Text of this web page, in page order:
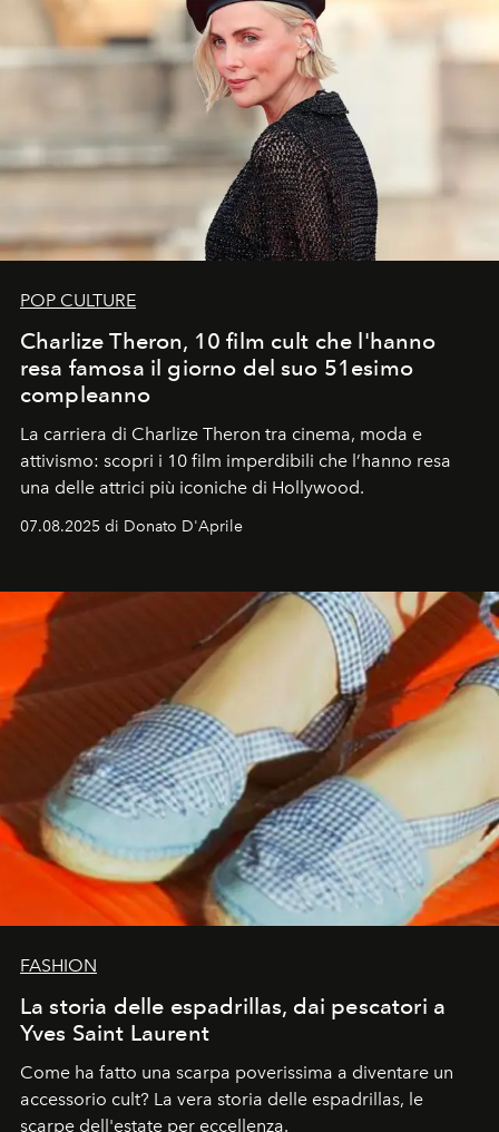
POP CULTURE
Charlize Theron, 10 film cult che l'hanno
resa famosa il giorno del suo 51esimo
compleanno
La carriera di Charlize Theron tra cinema, moda e
attivismo: scopri i 10 film imperdibili che l’hanno resa
una delle attrici più iconiche di Hollywood.
07.08.2025 di Donato D'Aprile
FASHION
La storia delle espadrillas, dai pescatori a
Yves Saint Laurent
Come ha fatto una scarpa poverissima a diventare un
accessorio cult? La vera storia delle espadrillas, le
scarpe dell'estate per eccellenza.